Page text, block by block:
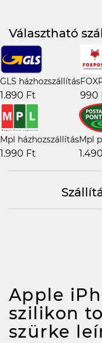
Választható
GLS házhozszállítás
1.890 Ft 990
Mpl házhozszállítás
1.990 Ft
Mpl
Apple
szilikon
szürke